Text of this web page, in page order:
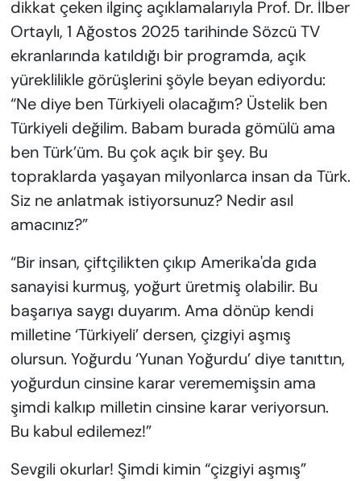
dikkat çeken ilginç açıklamalarıyla Prof. Dr. İlber
Ortaylı, 1 Ağostos 2025 tarihinde Sözcü TV
ekranlarında katıldığı bir programda, açık
yüreklilikle görüşlerini şöyle beyan ediyordu:
“Ne diye ben Türkiyeli olacağım? Üstelik ben
Türkiyeli değilim. Babam burada gömülü ama
ben Türk’üm. Bu çok açık bir şey. Bu
topraklarda yaşayan milyonlarca insan da Türk.
Siz ne anlatmak istiyorsunuz? Nedir asıl
amacınız?”
“Bir insan, çiftçilikten çıkıp Amerika'da gıda
sanayisi kurmuş, yoğurt üretmiş olabilir. Bu
başarıya saygı duyarım. Ama dönüp kendi
milletine ‘Türkiyeli’ dersen, çizgiyi aşmış
olursun. Yoğurdu ‘Yunan Yoğurdu’ diye tanıttın,
yoğurdun cinsine karar verememişsin ama
şimdi kalkıp milletin cinsine karar veriyorsun.
Bu kabul edilemez!”
Sevgili okurlar! Şimdi kimin “çizgiyi aşmış”